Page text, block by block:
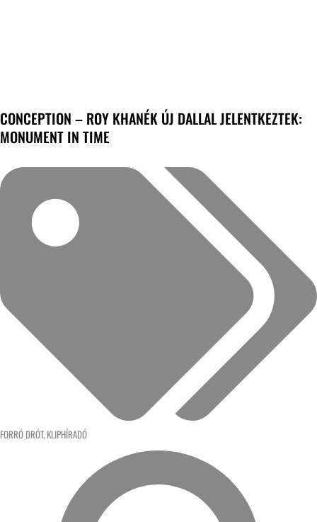
CONCEPTION – ROY KHANÉK ÚJ DALLAL JELENTKEZTEK:
MONUMENT IN TIME
FORRÓ DRÓT, KLIPHÍRADÓ